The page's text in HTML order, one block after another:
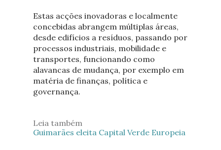
Estas acções inovadoras e localmente
concebidas abrangem múltiplas áreas,
desde edifícios a resíduos, passando por
processos industriais, mobilidade e
transportes, funcionando como
alavancas de mudança, por exemplo em
matéria de finanças, política e
governança.
Leia também
Guimarães eleita Capital Verde Europeia